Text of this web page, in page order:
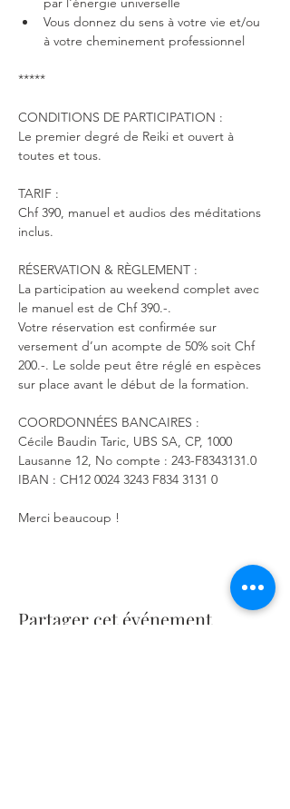
Vous donnez du sens à votre vie et/ou
à votre cheminement professionnel
*****
CONDITIONS DE PARTICIPATION :
Le premier degré de Reiki et ouvert à
toutes et tous.
TARIF :
Chf 390, manuel et audios des méditations
inclus.
RÉSERVATION & RÈGLEMENT :
La participation au weekend complet avec
le manuel est de Chf 390.-.
Votre réservation est confirmée sur
versement d’un acompte de 50% soit Chf
200.-. Le solde peut être réglé en espèces
sur place avant le début de la formation.
COORDONNÉES BANCAIRES :
Cécile Baudin Taric, UBS SA, CP, 1000
Lausanne 12, No compte : 243-F8343131.0
IBAN : CH12 0024 3243 F834 3131 0
Merci beaucoup !
Partager cet événement